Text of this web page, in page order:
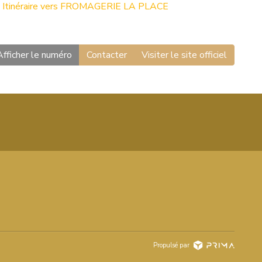
Itinéraire vers FROMAGERIE LA PLACE
le numéro Contacter Visiter le site officiel
Propulsé par